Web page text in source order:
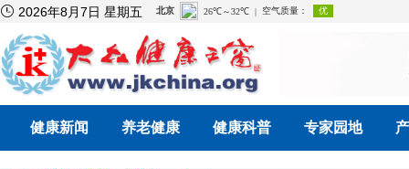
 2026年8月7日 星期五
健康新闻 养老健康 健康科普 专家园地